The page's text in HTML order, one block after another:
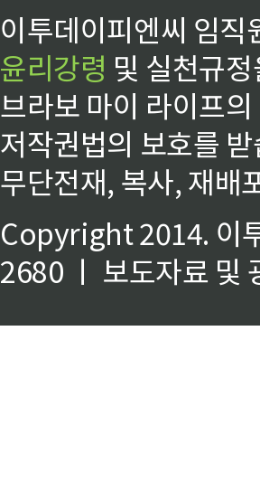
이투데이피엔씨 임
윤리강령 및 실천규
브라보 마이 라이프
저작권법의 보호를
무단전재, 복사, 재배
Copyright 2014. 이
2680 ㅣ 보도자료